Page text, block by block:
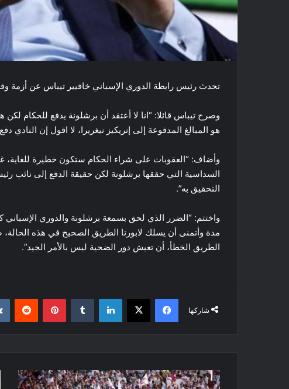
تحدث رئيس رابطة ​الدوري الإسباني​ ​خافيير تيباس​ عن أزمة
وصرح تيباس قائلا: “انا لا أعتقد أن برشلونة يدفع للحكام
هو المبالغ المدفوعة إلى إنريكيز نيغريرا، لا اقول إن النادي
وأضاف: “العقوبات على شراء الحكام ستكون خطيرة للغاية،
التحقيق به”.
واختتم: “الضرر الذي لحق بسمعة برشلونة والدوري الإسباني
مدة وأتمنى أن يسلك لابورتا الطريق الصحيح في هذه
الطريق الخطأ، أن تعيش دور الضحية ليس بالأمر الجيد”.
شاركها
فيسبوك ‫X لينكدإن بينتيريست
تذاكر